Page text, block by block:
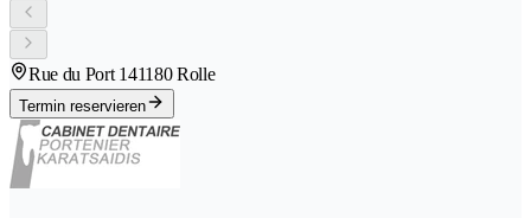
Rue du Port 141180 Rolle
Termin reservieren